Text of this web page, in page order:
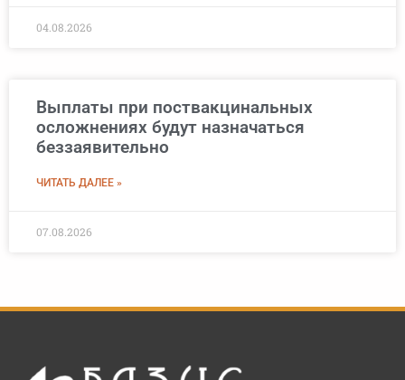
04.08.2026
Выплаты при поствакцинальных
осложнениях будут назначаться
беззаявительно
ЧИТАТЬ ДАЛЕЕ »
07.08.2026